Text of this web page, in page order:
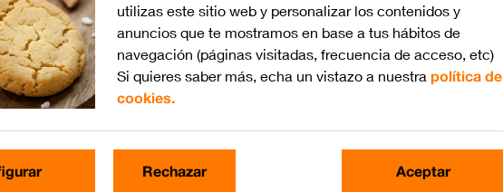
utilizas este sitio web y personalizar los contenidos y
anuncios que te mostramos en base a tus hábitos de
navegación (páginas visitadas, frecuencia de acceso, etc)
Si quieres saber más, echa un vistazo a nuestra política de
cookies.
Rechazar Aceptar